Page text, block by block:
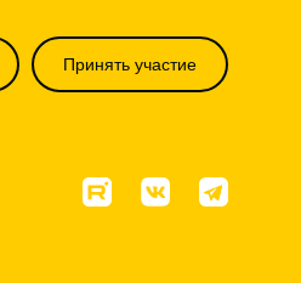
Принять участие